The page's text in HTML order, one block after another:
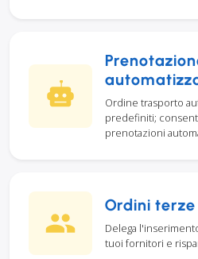
Ordine trasporto
predefiniti;
prenotazioni
Ordini
Delega
tuoi fornitori e